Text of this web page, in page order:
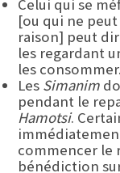
Celui qui se
[ou qui ne
raison] peut
les regardant
les consommer.
Les Simanim
pendant le
Hamotsi.
commencer le
bénédiction